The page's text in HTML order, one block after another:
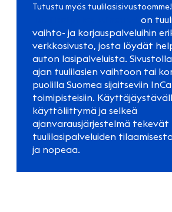
Tutustu myös tuulilasisivustoomme!
on
vaihto- ja korjauspalveluihin
verkkosivusto, josta löydät
auton lasipalveluista.
ajan tuulilasien vaihtoon tai
puolilla Suomea sijaitseviin
toimipisteisiin.
käyttöliittymä ja selkeä
ajanvarausjärjestelmä tekevät
tuulilasipalveluiden
ja nopeaa.